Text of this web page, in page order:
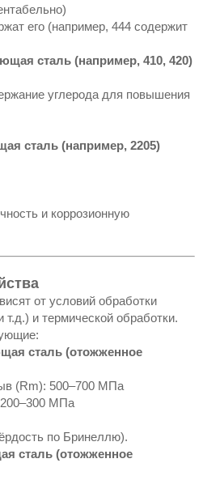
его (например, 444 содержит
сталь (например, 410, 420)
углерода для повышения
сталь (например, 2205)
и коррозионную
от условий обработки
т.д.) и термической обработки.
сталь (отожженное
(Rm): 500–700 МПа
200–300 МПа
по Бринеллю).
сталь (отожженное